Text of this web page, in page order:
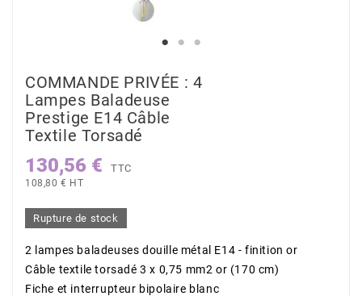
COMMANDE PRIVÉE : 4
Lampes Baladeuse
Prestige E14 Câble
Textile Torsadé
130,56 € TTC
108,80 € HT
Rupture de stock
2 lampes baladeuses douille métal E14 - finition or
Câble textile torsadé 3 x 0,75 mm2 or (170 cm)
Fiche et interrupteur bipolaire blanc